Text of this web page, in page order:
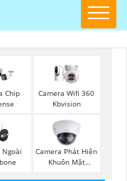
Chip
Camera Wifi 360
Kbvision
Ngoài
Camera Phát Hiện
Khuôn Mặt